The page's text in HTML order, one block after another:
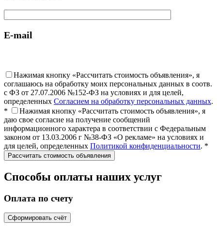
E-mail
Нажимая кнопку «Рассчитать стоимость объявления», я
соглашаюсь на обработку моих персональных данных в соотв.
с ФЗ от 27.07.2006 №152-ФЗ на условиях и для целей,
определенных Согласием на обработку персональных данных.
*
Нажимая кнопку «Рассчитать стоимость объявления», я
даю свое согласие на получение сообщений
информационного характера в соответствии с Федеральным
законом от 13.03.2006 г №38-ФЗ «О рекламе» на условиях и
для целей, определенных Политикой конфиденциальности. *
Способы оплаты наших услуг
Оплата по счету
Сформировать счёт